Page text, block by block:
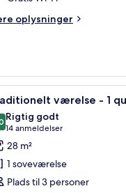
oplysninger
med fjernsyn, en
14 værelse - 1
ud af 10
Rigtig godt
14 anmeldelser
(14
anmeldelser)
28 m²
1 soveværelse
Plads til 3 personer